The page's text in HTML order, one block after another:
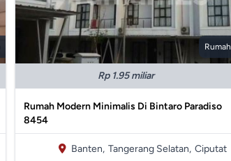
Rumah
Rp 1.95 miliar
Rumah Modern Minimalis Di Bintaro Paradiso
8454
Banten, Tangerang Selatan, Ciputat